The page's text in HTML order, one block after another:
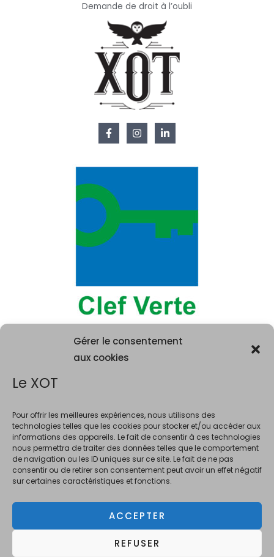
Gérer le consentement
aux cookies
Le XOT
Pour offrir les meilleures expériences, nous utilisons des
technologies telles que les cookies pour stocker et/ou accéder aux
informations des appareils. Le fait de consentir à ces technologies
nous permettra de traiter des données telles que le comportement
de navigation ou les ID uniques sur ce site. Le fait de ne pas
consentir ou de retirer son consentement peut avoir un effet négatif
sur certaines caractéristiques et fonctions.
ACCEPTER
REFUSER
Demande de droit à l’oubli
La consommation d'alcool est vivement déconseillée aux femme
enceintes. La vente d'alcool est interdite au mineurs de moins de 18 ans.
En accédant à ce site et à nos offres, vous déclarez avoir 18 ans révolus.
Copyright © 2026 Le XOT Bar